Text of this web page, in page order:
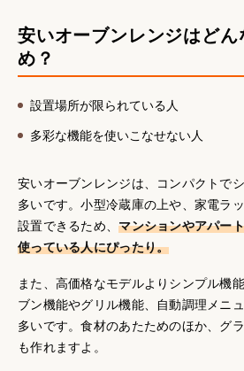
安いオーブンレンジはどん
め？
設置場所が限られている人
多彩な機能を使いこなせない人
安いオーブンレンジは、コンパクトで
多いです。小型冷蔵庫の上や、家電ラ
設置できるため、マンションやアパー
使っている人にぴったり。
また、高価格なモデルよりシンプル機
ブン機能やグリル機能、自動調理メニ
多いです。食材のあたためのほか、グ
も作れますよ。